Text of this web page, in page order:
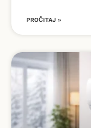
PROČITAJ »